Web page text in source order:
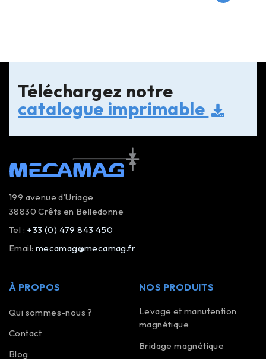
Téléchargez notre
catalogue imprimable
199 avenue d’Uriage
38830 Crêts en Belledonne
Tel : +33 (0) 479 843 450
Email: mecamag@mecamag.fr
À PROPOS
Qui sommes-nous ?
Contact
Blog
NOS PRODUITS
Levage et manutention
magnétique
Bridage magnétique